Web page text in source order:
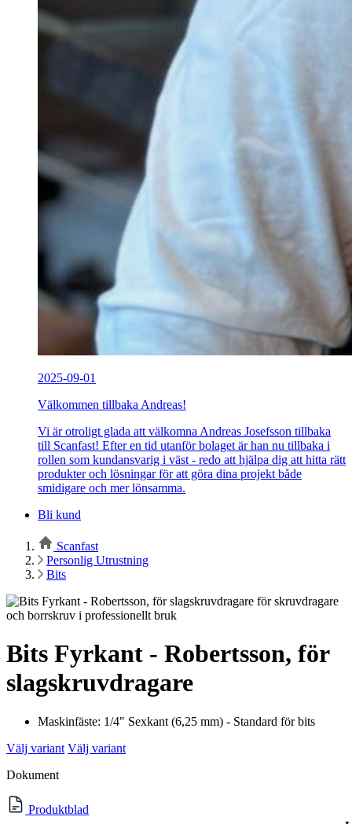
2025-09-01
Välkommen tillbaka Andreas!
Vi är otroligt glada att välkomna Andreas Josefsson tillbaka
till Scanfast! Efter en tid utanför bolaget är han nu tillbaka i
rollen som kundansvarig i väst - redo att hjälpa dig att hitta rätt
produkter och lösningar för att göra dina projekt både
smidigare och mer lönsamma.
Bli kund
Scanfast
Personlig Utrustning
Bits
Bits Fyrkant - Robertsson, för
slagskruvdragare
Maskinfäste: 1/4" Sexkant (6,25 mm) - Standard för bits
Välj variant Välj variant
Dokument
Produktblad